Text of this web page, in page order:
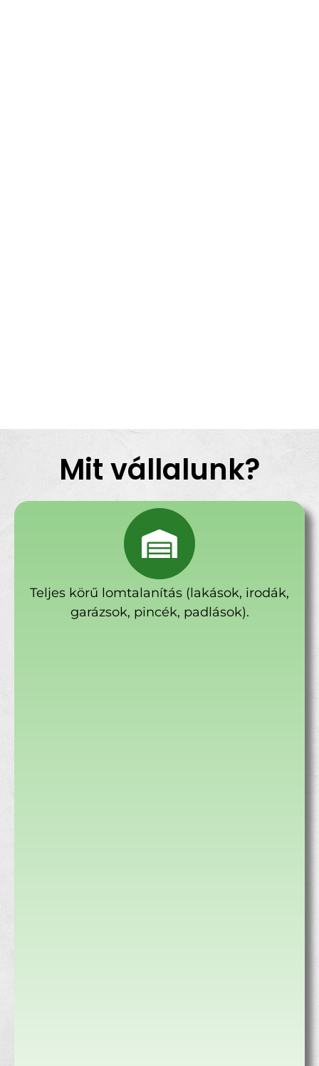
Mit vállalunk?
Teljes körű lomtalanítás (lakások, irodák,
garázsok, pincék, padlások).